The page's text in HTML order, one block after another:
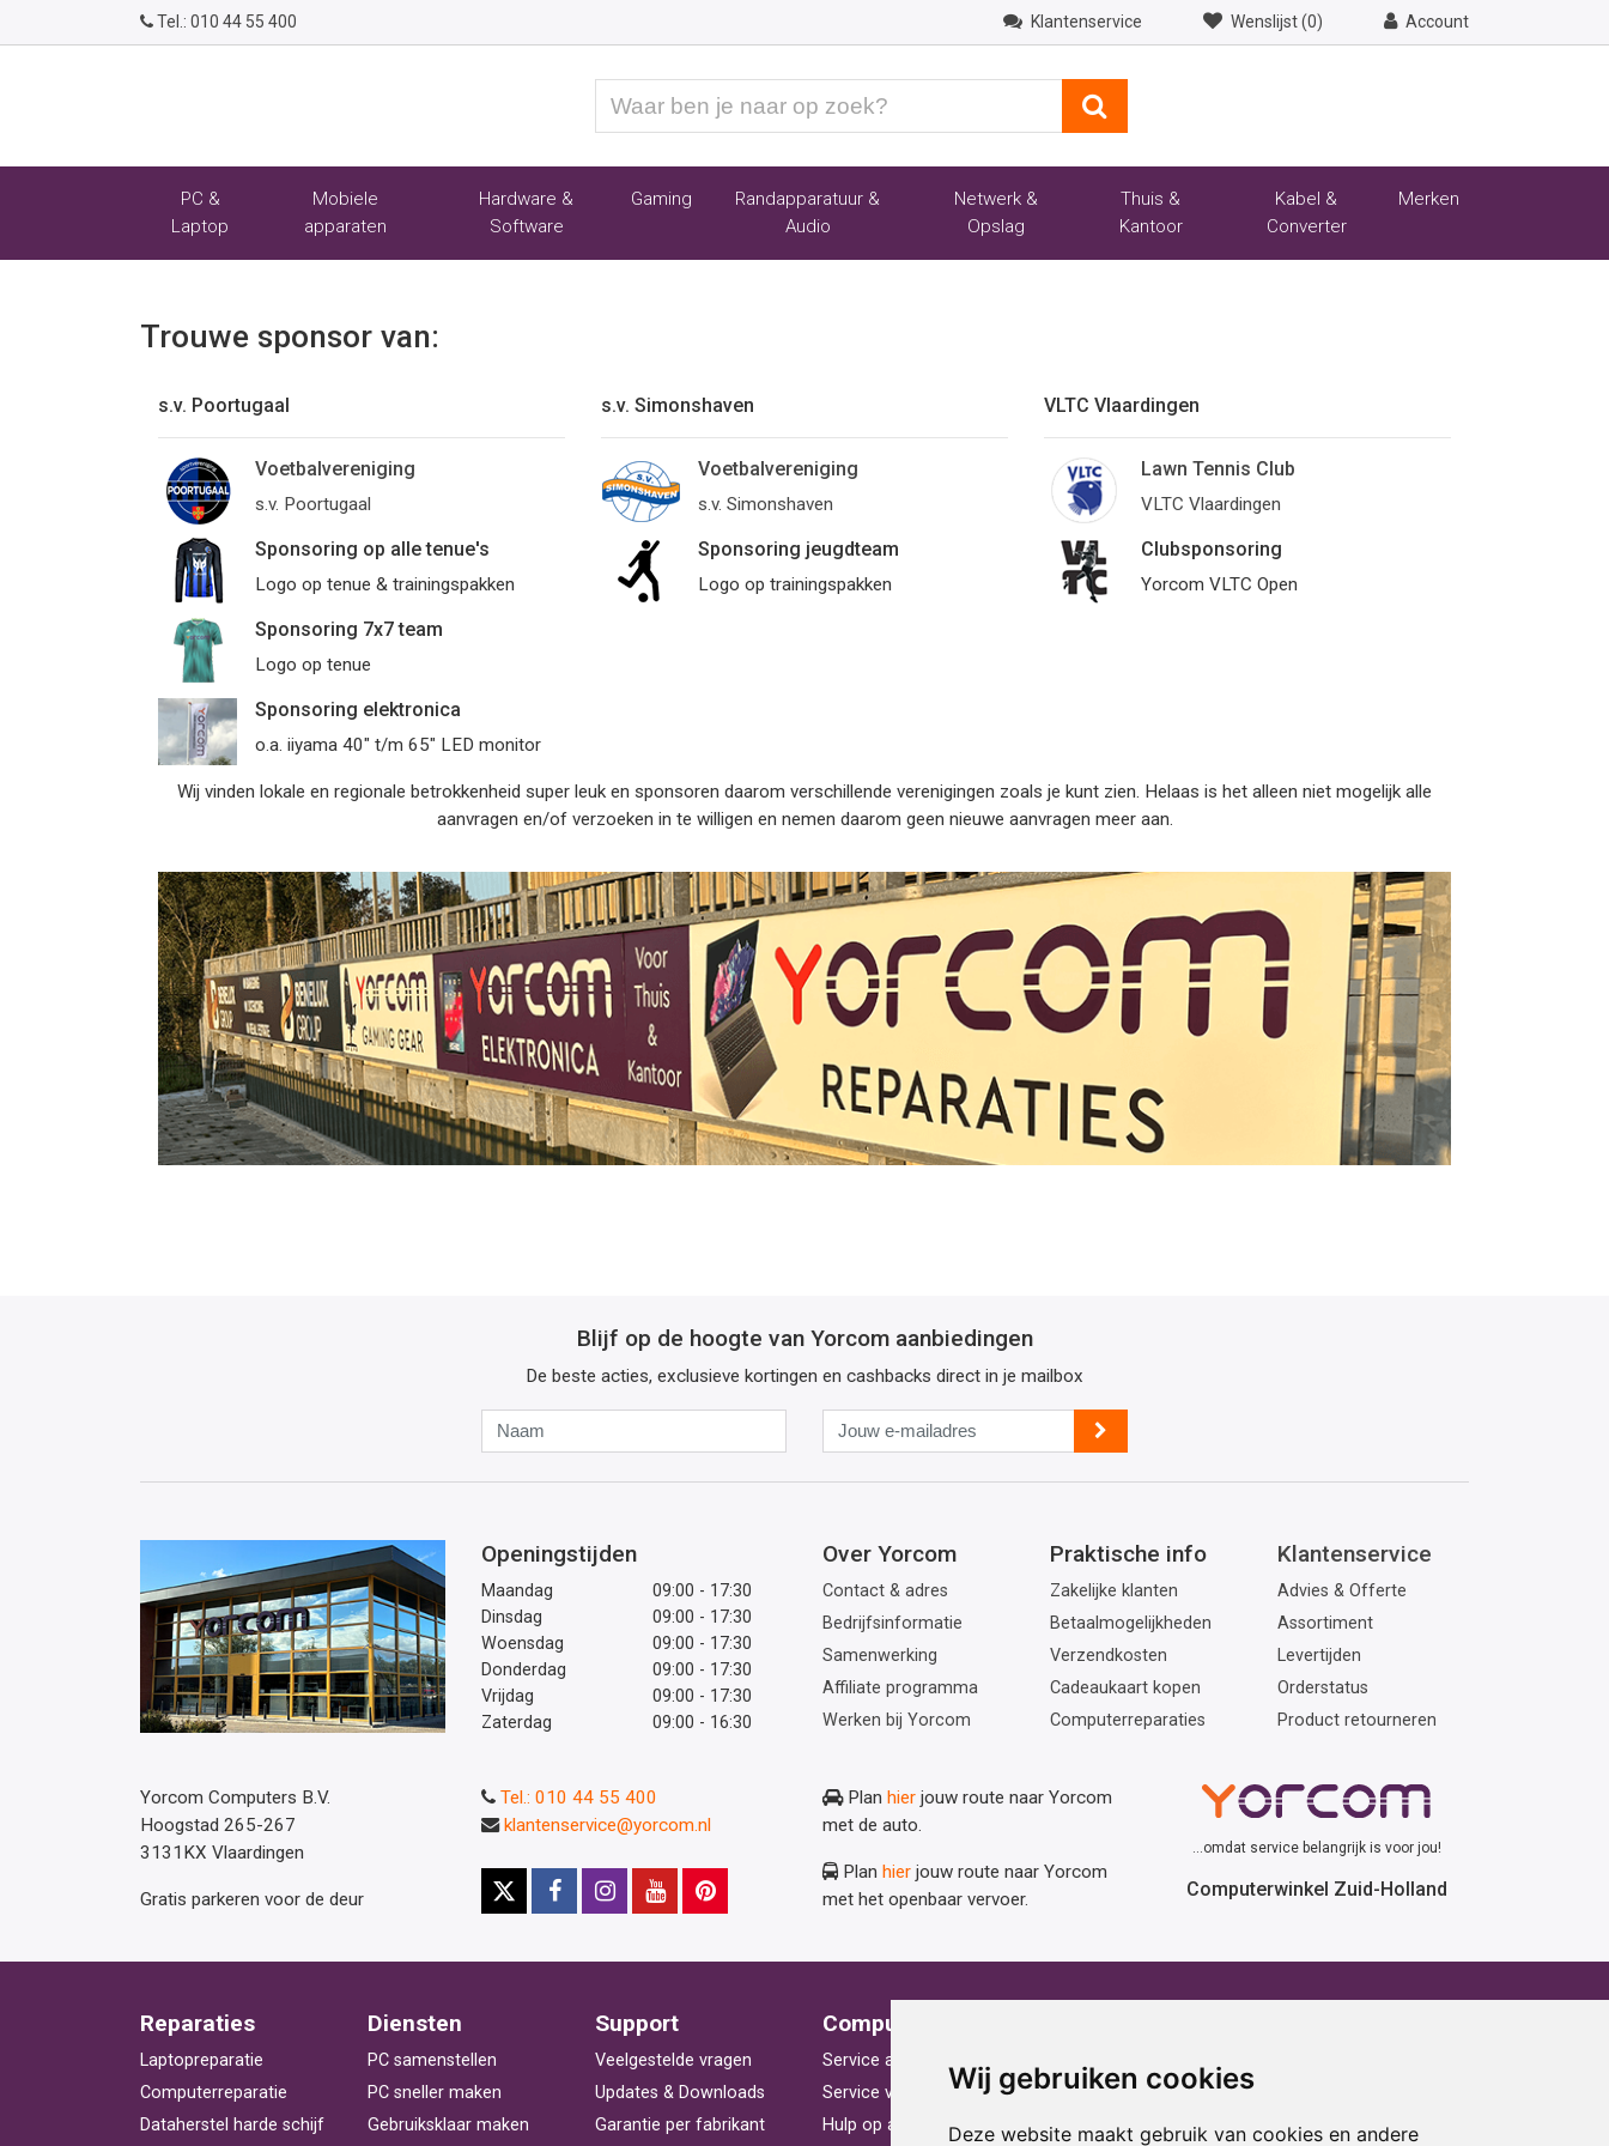
Wij gebruiken cookies
Deze website maakt gebruik van cookies en andere
Tel.: 010 44 55 400 Klantenservice Wenslijst (0) Account
ben
naar
PC &
Laptop
Mobiele
apparaten
Hardware &
Software
Gaming
Randapparatuur &
Audio
Netwerk &
Opslag
Thuis &
Kantoor
Kabel &
Converter
Merken
Trouwe sponsor van:
s.v. Poortugaal
Voetbalvereniging
s.v. Poortugaal
Sponsoring op alle tenue's
Logo op tenue & trainingspakken
Sponsoring 7x7 team
Logo op tenue
Sponsoring elektronica
o.a. iiyama 40" t/m 65" LED monitor
s.v. Simonshaven
Voetbalvereniging
s.v. Simonshaven
Sponsoring jeugdteam
Logo op trainingspakken
VLTC Vlaardingen
Lawn Tennis Club
VLTC Vlaardingen
Clubsponsoring
Yorcom VLTC Open
Wij vinden lokale en regionale betrokkenheid super leuk en sponsoren daarom verschillende verenigingen zoals je kunt zien. Helaas is het alleen niet mogelijk alle
aanvragen en/of verzoeken in te willigen en nemen daarom geen nieuwe aanvragen meer aan.
Blijf op de hoogte van Yorcom aanbiedingen
De beste acties, exclusieve kortingen en cashbacks direct in je mailbox
Jouw
e-
mailadres
Openingstijden
Maandag
09:00 - 17:30
Dinsdag
09:00 - 17:30
Woensdag
09:00 - 17:30
Donderdag
09:00 - 17:30
Vrijdag
09:00 - 17:30
Zaterdag
09:00 - 16:30
Over Yorcom
Contact & adres
Bedrijfsinformatie
Samenwerking
Affiliate programma
Werken bij Yorcom
Praktische info
Zakelijke klanten
Betaalmogelijkheden
Verzendkosten
Cadeaukaart kopen
Computerreparaties
Klantenservice
Advies & Offerte
Assortiment
Levertijden
Orderstatus
Product retourneren
Yorcom Computers B.V.
Hoogstad 265-267
3131KX Vlaardingen
Gratis parkeren voor de deur
Plan hier jouw route naar Yorcom
met de auto.
Plan hier jouw route naar Yorcom
met het openbaar vervoer.
Tel.: 010 44 55 400
klantenservice@yorcom.nl
...omdat service belangrijk is voor jou!
Computerwinkel Zuid-Holland
Reparaties
Laptopreparatie
Computerreparatie
Dataherstel harde schijf
Diensten
PC samenstellen
PC sneller maken
Gebruiksklaar maken
Support
Veelgestelde vragen
Updates & Downloads
Garantie per fabrikant
Computerhulp
Service aan huis
Service voor bedrijven
Hulp op afstand
Statafel huren
Laptop huren
Beamer huren
Cadeau ideeën